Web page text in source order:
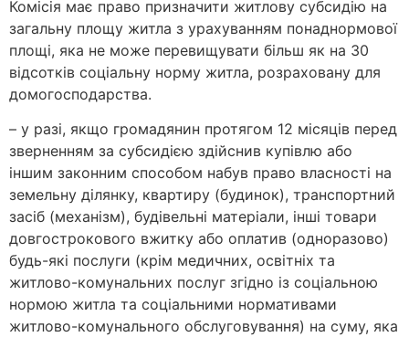
Комісія має право призначити житлову субсидію на
загальну площу житла з урахуванням понаднормової
площі, яка не може перевищувати більш як на 30
відсотків соціальну норму житла, розраховану для
домогосподарства.
– у разі, якщо громадянин протягом 12 місяців перед
зверненням за субсидією здійснив купівлю або
іншим законним способом набув право власності на
земельну ділянку, квартиру (будинок), транспортний
засіб (механізм), будівельні матеріали, інші товари
довгострокового вжитку або оплатив (одноразово)
будь-які послуги (крім медичних, освітніх та
житлово-комунальних послуг згідно із соціальною
нормою житла та соціальними нормативами
житлово-комунального обслуговування) на суму, яка